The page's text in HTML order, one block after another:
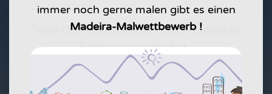
"Wie Du Reiseträume durch cleveres
Zahlen ermöglichst "
am 22. März um 16:00 Uhr Dauer 30-
immer noch gerne malen gibt es einen
Madeira-Malwettbewerb !